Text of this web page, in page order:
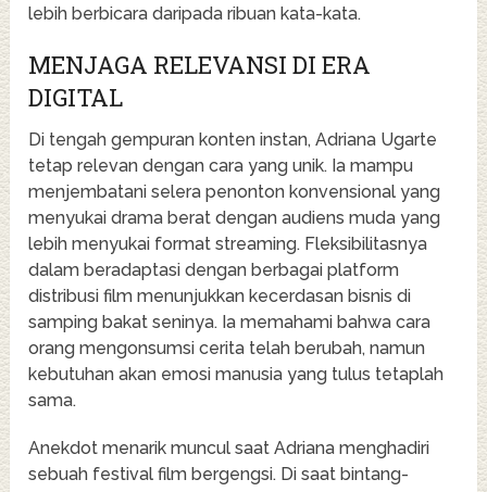
lebih berbicara daripada ribuan kata-kata.
MENJAGA RELEVANSI DI ERA
DIGITAL
Di tengah gempuran konten instan, Adriana Ugarte
tetap relevan dengan cara yang unik. Ia mampu
menjembatani selera penonton konvensional yang
menyukai drama berat dengan audiens muda yang
lebih menyukai format streaming. Fleksibilitasnya
dalam beradaptasi dengan berbagai platform
distribusi film menunjukkan kecerdasan bisnis di
samping bakat seninya. Ia memahami bahwa cara
orang mengonsumsi cerita telah berubah, namun
kebutuhan akan emosi manusia yang tulus tetaplah
sama.
Anekdot menarik muncul saat Adriana menghadiri
sebuah festival film bergengsi. Di saat bintang-